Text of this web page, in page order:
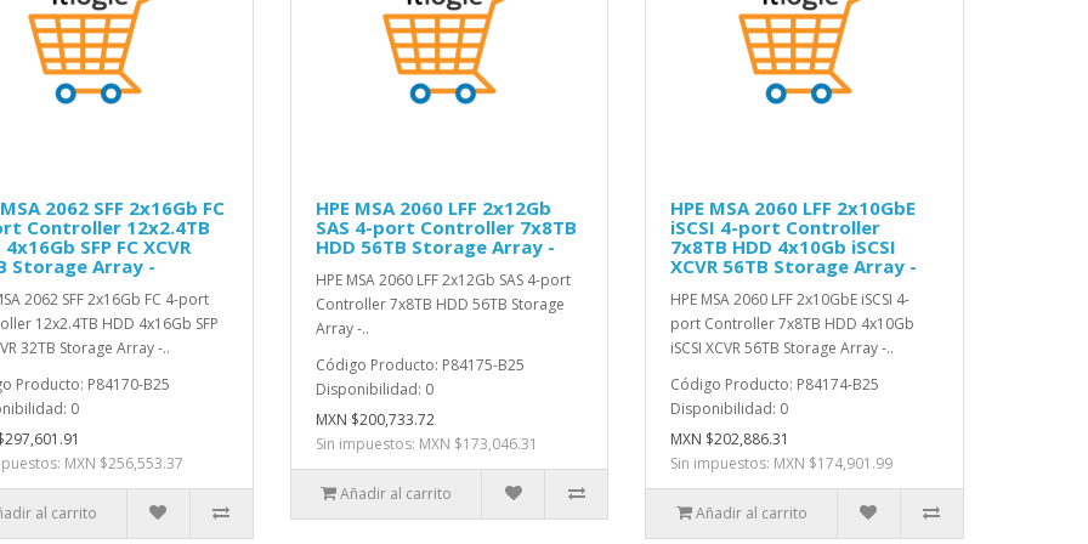
2062 SFF 2x16Gb FC
Controller 12x2.4TB
SFP FC XCVR
Storage Array -
2062 SFF 2x16Gb FC 4-port
12x2.4TB HDD 4x16Gb SFP
32TB Storage Array -..
Producto: P84170-B25
0
MXN $256,553.37
al carrito
HPE MSA 2060 LFF 2x12Gb
SAS 4-port Controller 7x8TB
HDD 56TB Storage Array -
HPE MSA 2060 LFF 2x12Gb SAS 4-port
Controller 7x8TB HDD 56TB Storage
Array -..
Código Producto: P84175-B25
Disponibilidad: 0
MXN $200,733.72
Sin impuestos: MXN $173,046.31
Añadir al carrito
HPE MSA 2060 LFF 2x10GbE
iSCSI 4-port Controller
7x8TB HDD 4x10Gb iSCSI
XCVR 56TB Storage Array -
HPE MSA 2060 LFF 2x10GbE iSCSI 4-
port Controller 7x8TB HDD 4x10Gb
iSCSI XCVR 56TB Storage Array -..
Código Producto: P84174-B25
Disponibilidad: 0
MXN $202,886.31
Sin impuestos: MXN $174,901.99
Añadir al carrito